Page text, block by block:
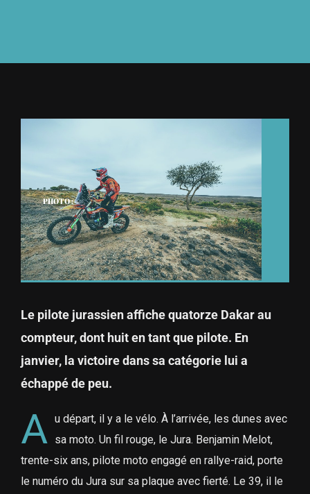
LIRE NUMÉRO 39
PHOTO :
Le pilote jurassien affiche quatorze Dakar au
compteur, dont huit en tant que pilote. En
janvier, la victoire dans sa catégorie lui a
échappé de peu.
A u départ, il y a le vélo. À l’arrivée, les dunes avec
sa moto. Un fil rouge, le Jura. Benjamin Melot,
trente-six ans, pilote moto engagé en rallye-raid, porte
le numéro du Jura sur sa plaque avec fierté. Le 39, il le